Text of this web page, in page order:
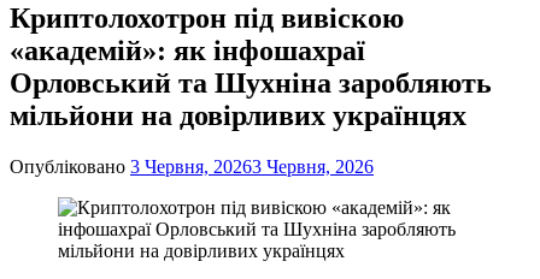
Криптолохотрон під вивіскою
«академій»: як інфошахраї
Орловський та Шухніна заробляють
мільйони на довірливих українцях
Опубліковано 3 Червня, 20263 Червня, 2026